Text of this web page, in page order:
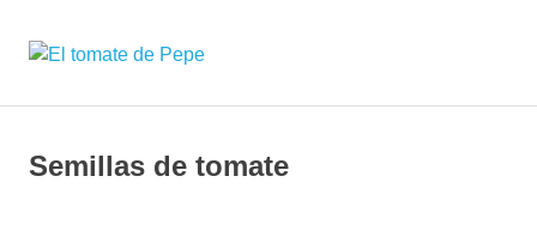
de
y
plantas
Semillas de tomate